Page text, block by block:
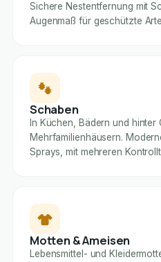
Sichere Nestentfernung mit
Augenmaß für geschützte
Schaben
In Küchen, Bädern und
Mehrfamilienhäusern.
Sprays, mit mehreren
Motten & Ameisen
Lebensmittel- und